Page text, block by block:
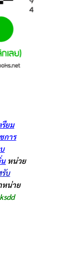
รืยม
การ
หน่วย
รับ
หน่าย